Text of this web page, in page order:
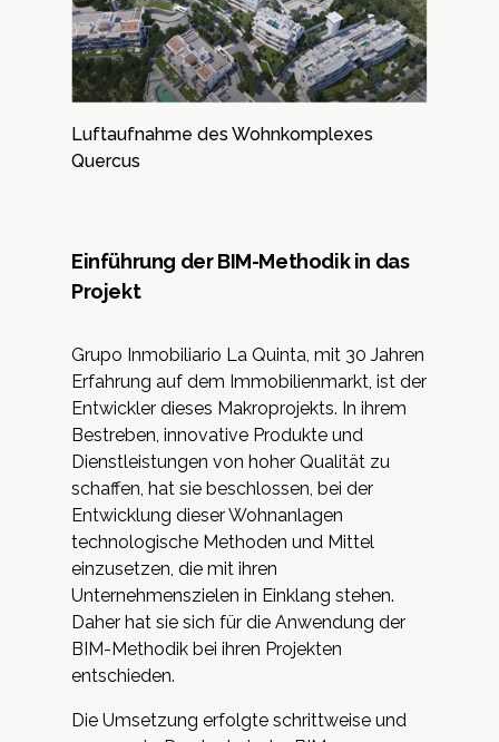
Luftaufnahme des Wohnkomplexes
Quercus
Einführung der BIM-Methodik in das
Projekt
Grupo Inmobiliario La Quinta, mit 30 Jahren
Erfahrung auf dem Immobilienmarkt, ist der
Entwickler dieses Makroprojekts. In ihrem
Bestreben, innovative Produkte und
Dienstleistungen von hoher Qualität zu
schaffen, hat sie beschlossen, bei der
Entwicklung dieser Wohnanlagen
technologische Methoden und Mittel
einzusetzen, die mit ihren
Unternehmenszielen in Einklang stehen.
Daher hat sie sich für die Anwendung der
BIM-Methodik bei ihren Projekten
entschieden.
Die Umsetzung erfolgte schrittweise und